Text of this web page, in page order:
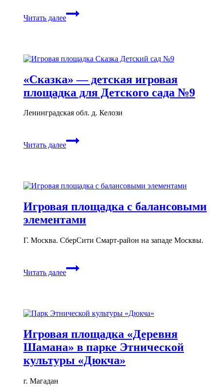
Читать далее
Игровой
комплекс
«Сказка» — детская игровая
площадка для Детского сада №9
Ленинградская обл. д. Келози
Читать далее
«Сказка»
—
Детского
№9
Игровая площадка с балансовыми
элементами
Г. Москва. СберСити Смарт-район на западе Москвы.
Читать далее
Игровая
площадка
Игровая площадка «Деревня
Шамана» в парке Этнической
культуры «Дюкча»
г. Магадан